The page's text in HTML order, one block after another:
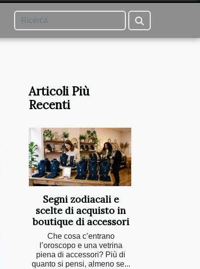
Articoli Più
Recenti
Segni zodiacali e
scelte di acquisto in
boutique di accessori
Che cosa c’entrano
l’oroscopo e una vetrina
piena di accessori? Più di
quanto si pensi, almeno se...